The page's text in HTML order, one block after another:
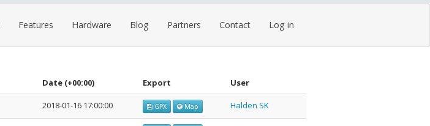
Features Hardware Blog Partners Contact Log in
Date (+00:00) Export User
2018-01-16 17:00:00 GPX Map Halden SK